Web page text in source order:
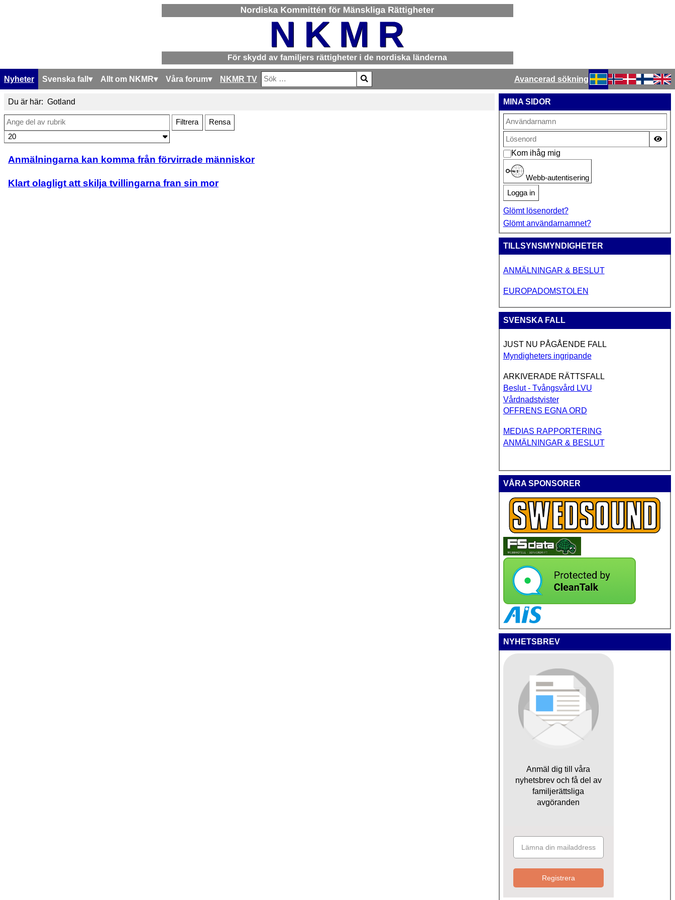
Nyheter Svenska fall Allt om NKMR Våra forum NKMR TV
Sök
Type 2 or more characters for results.
Avancerad sökning
Välj ditt språk
Du är här: Gotland
Ange del av rubrik Filtrera Rensa
Visa #
Anmälningarna kan komma från förvirrade människor
Klart olagligt att skilja tvillingarna fran sin mor
MINA SIDOR
Kom ihåg mig
Webb-autentisering
Logga in
Glömt lösenordet?
Glömt användarnamnet?
TILLSYNSMYNDIGHETER
ANMÄLNINGAR & BESLUT
EUROPADOMSTOLEN
SVENSKA FALL
JUST NU PÅGÅENDE FALL
Myndigheters ingripande
ARKIVERADE RÄTTSFALL
Beslut - Tvångsvård LVU
Vårdnadstvister
OFFRENS EGNA ORD
MEDIAS RAPPORTERING
ANMÄLNINGAR & BESLUT
VÅRA SPONSORER
NYHETSBREV
Anmäl dig till våra
nyhetsbrev och få del av
familjerättsliga
avgöranden
Registrera